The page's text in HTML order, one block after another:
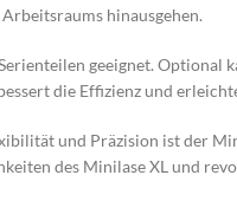
hinausgehen.
geeignet.
die Effizienz und
und Präzision ist der
des Minilase XL und